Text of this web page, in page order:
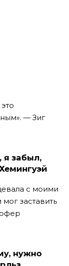
— Зиг
я забыл,
с моими
заставить
нужно